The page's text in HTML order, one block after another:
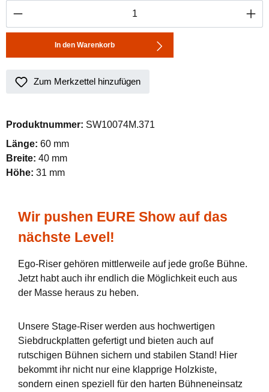
Produkt Anzahl: Gib den gewünschten
In den Warenkorb
Zum Merkzettel hinzufügen
Produktnummer: SW10074M.371
Länge: 60 mm
Breite: 40 mm
Höhe: 31 mm
Wir pushen EURE Show auf das
nächste Level!
Ego-Riser gehören mittlerweile auf jede große Bühne.
Jetzt habt auch ihr endlich die Möglichkeit euch aus
der Masse heraus zu heben.
Unsere Stage-Riser werden aus hochwertigen
Siebdruckplatten gefertigt und bieten auch auf
rutschigen Bühnen sichern und stabilen Stand! Hier
bekommt ihr nicht nur eine klapprige Holzkiste,
sondern einen speziell für den harten Bühneneinsatz